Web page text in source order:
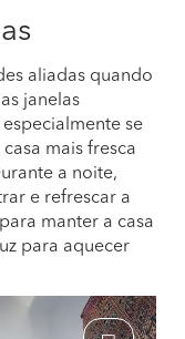
aliadas quando
janelas
se
mais fresca
a noite,
e refrescar a
manter a casa
para aquecer